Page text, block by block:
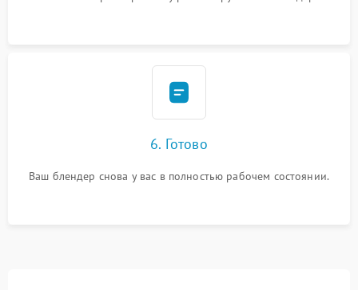
6. Готово
Ваш блендер снова у вас в полностью рабочем состоянии.